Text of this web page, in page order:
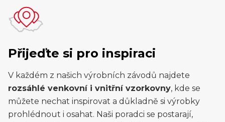
Přijeďte si pro inspiraci
V každém z našich výrobních závodů najdete
rozsáhlé venkovní i vnitřní vzorkovny, kde se
můžete nechat inspirovat a důkladně si výrobky
prohlédnout i osahat. Naši poradci se postarají,